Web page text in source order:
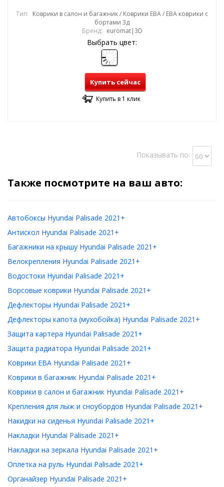
Тип: Коврики в салон и багажник / Коврики ЕВА / ЕВА коврики с
бортами 3д
Бренд: euromat|3D
Выбрать цвет:
Купить сейчас
Купить в 1 клик
Показывать по:
Также посмотрите на ваш авто:
Автобоксы Hyundai Palisade 2021+
Антискол Hyundai Palisade 2021+
Багажники на крышу Hyundai Palisade 2021+
Велокрепления Hyundai Palisade 2021+
Водостоки Hyundai Palisade 2021+
Ворсовые коврики Hyundai Palisade 2021+
Дефлекторы Hyundai Palisade 2021+
Дефлекторы капота (мухобойка) Hyundai Palisade 2021+
Защита картера Hyundai Palisade 2021+
Защита радиатора Hyundai Palisade 2021+
Коврики ЕВА Hyundai Palisade 2021+
Коврики в багажник Hyundai Palisade 2021+
Коврики в салон и багажник Hyundai Palisade 2021+
Крепления для лыж и сноубордов Hyundai Palisade 2021+
Накидки на сиденья Hyundai Palisade 2021+
Накладки Hyundai Palisade 2021+
Накладки на зеркала Hyundai Palisade 2021+
Оплетка на руль Hyundai Palisade 2021+
Органайзер Hyundai Palisade 2021+